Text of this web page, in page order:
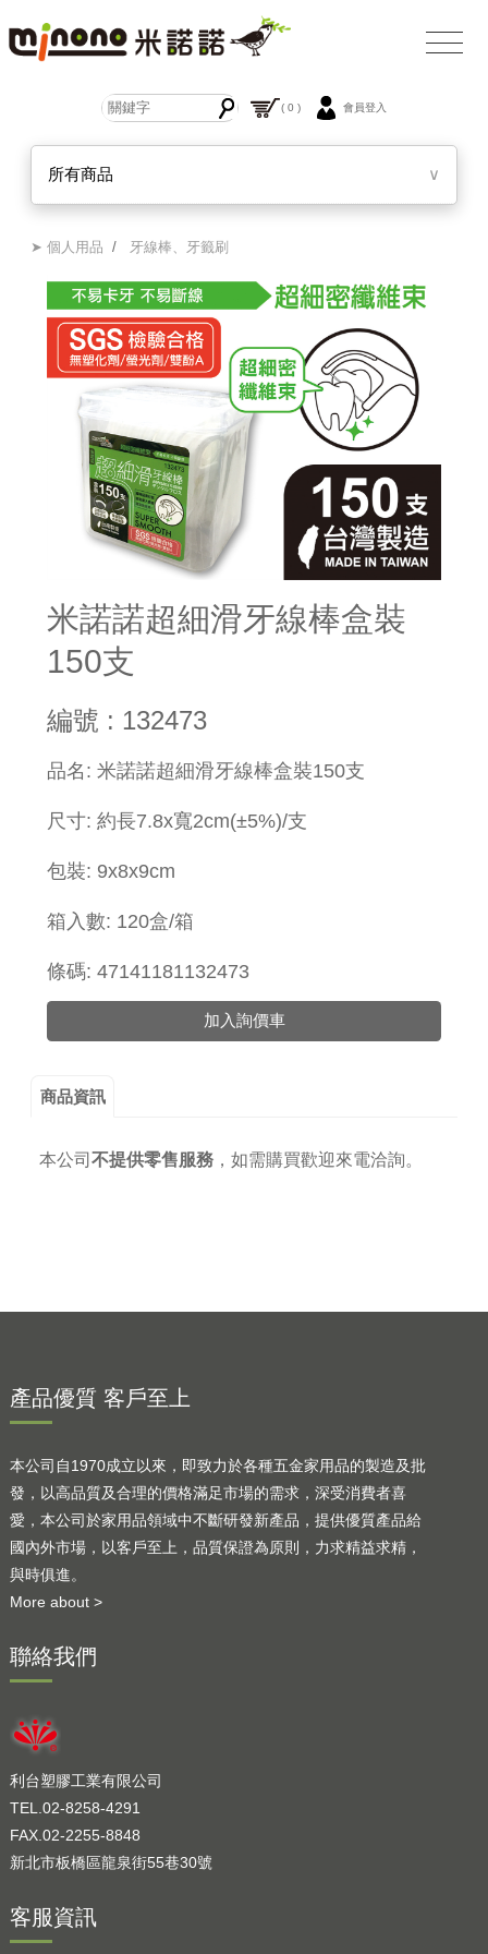
( 0 ) 會員登入
所有商品 ∨
➤ 個人用品 / 牙線棒、牙籤刷
米諾諾超細滑牙線棒盒裝
150支
編號 : 132473
品名: 米諾諾超細滑牙線棒盒裝150支
尺寸: 約長7.8x寬2cm(±5%)/支
包裝: 9x8x9cm
箱入數: 120盒/箱
條碼: 47141181132473
加入詢價車
商品資訊
本公司 不提供零售服務， 如需購買歡迎來電洽詢。
產品優質 客戶至上
本公司自1970成立以來，即致力於各種五金家用品的製造及批
發，以高品質及合理的價格滿足市場的需求，深受消費者喜
愛，本公司於家用品領域中不斷研發新產品，提供優質產品給
國內外市場，以客戶至上，品質保證為原則，力求精益求精，
與時俱進。
More about >
聯絡我們
利台塑膠工業有限公司
TEL.02-8258-4291
FAX.02-2255-8848
新北市板橋區龍泉街55巷30號
客服資訊